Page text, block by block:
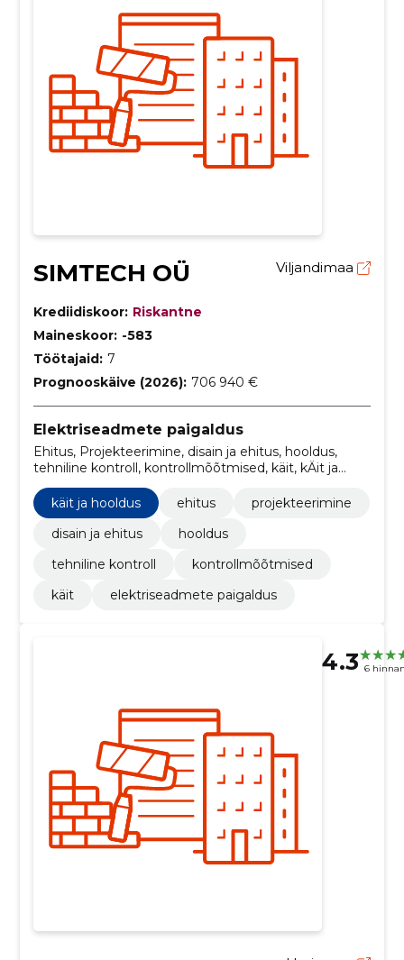
SIMTECH OÜ Viljandimaa
Krediidiskoor: Riskantne
Maineskoor: -583
Töötajaid: 7
Prognooskäive (2026): 706 940 €
Elektriseadmete paigaldus
Ehitus, Projekteerimine, disain ja ehitus, hooldus,
tehniline kontroll, kontrollmõõtmised, käit, kÄit ja
hooldus
käit ja hooldus
ehitus
projekteerimine
disain ja ehitus
hooldus
tehniline kontroll
kontrollmõõtmised
käit
elektriseadmete paigaldus
4.3 6